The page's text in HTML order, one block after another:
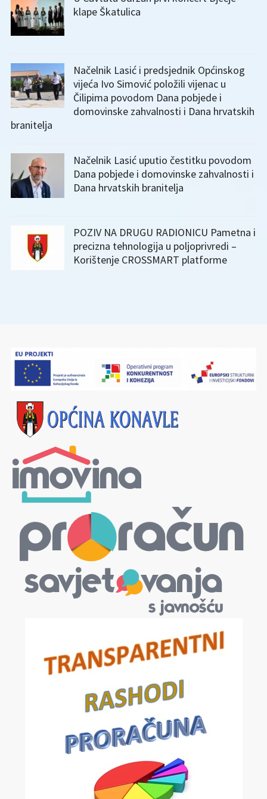
klape Škatulica
Načelnik Lasić i predsjednik Općinskog
vijeća Ivo Simović položili vijenac u
Čilipima povodom Dana pobjede i
domovinske zahvalnosti i Dana hrvatskih
branitelja
Načelnik Lasić uputio čestitku povodom
Dana pobjede i domovinske zahvalnosti i
Dana hrvatskih branitelja
POZIV NA DRUGU RADIONICU Pametna i
precizna tehnologija u poljoprivredi –
Korištenje CROSSMART platforme